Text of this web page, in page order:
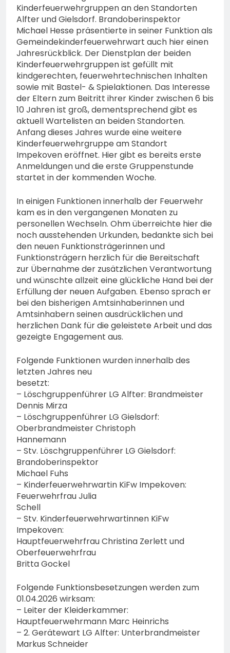
Kinderfeuerwehrgruppen an den Standorten
Alfter und Gielsdorf. Brandoberinspektor
Michael Hesse präsentierte in seiner Funktion als
Gemeindekinderfeuerwehrwart auch hier einen
Jahresrückblick. Der Dienstplan der beiden
Kinderfeuerwehrgruppen ist gefüllt mit
kindgerechten, feuerwehrtechnischen Inhalten
sowie mit Bastel- & Spielaktionen. Das Interesse
der Eltern zum Beitritt ihrer Kinder zwischen 6 bis
10 Jahren ist groß, dementsprechend gibt es
aktuell Wartelisten an beiden Standorten.
Anfang dieses Jahres wurde eine weitere
Kinderfeuerwehrgruppe am Standort
Impekoven eröffnet. Hier gibt es bereits erste
Anmeldungen und die erste Gruppenstunde
startet in der kommenden Woche.
In einigen Funktionen innerhalb der Feuerwehr
kam es in den vergangenen Monaten zu
personellen Wechseln. Ohm überreichte hier die
noch ausstehenden Urkunden, bedankte sich bei
den neuen Funktionsträgerinnen und
Funktionsträgern herzlich für die Bereitschaft
zur Übernahme der zusätzlichen Verantwortung
und wünschte allzeit eine glückliche Hand bei der
Erfüllung der neuen Aufgaben. Ebenso sprach er
bei den bisherigen Amtsinhaberinnen und
Amtsinhabern seinen ausdrücklichen und
herzlichen Dank für die geleistete Arbeit und das
gezeigte Engagement aus.
Folgende Funktionen wurden innerhalb des
letzten Jahres neu
besetzt:
– Löschgruppenführer LG Alfter: Brandmeister
Dennis Mirza
– Löschgruppenführer LG Gielsdorf:
Oberbrandmeister Christoph
Hannemann
– Stv. Löschgruppenführer LG Gielsdorf:
Brandoberinspektor
Michael Fuhs
– Kinderfeuerwehrwartin KiFw Impekoven:
Feuerwehrfrau Julia
Schell
– Stv. Kinderfeuerwehrwartinnen KiFw
Impekoven:
Hauptfeuerwehrfrau Christina Zerlett und
Oberfeuerwehrfrau
Britta Gockel
Folgende Funktionsbesetzungen werden zum
01.04.2026 wirksam:
– Leiter der Kleiderkammer:
Hauptfeuerwehrmann Marc Heinrichs
– 2. Gerätewart LG Alfter: Unterbrandmeister
Markus Schneider